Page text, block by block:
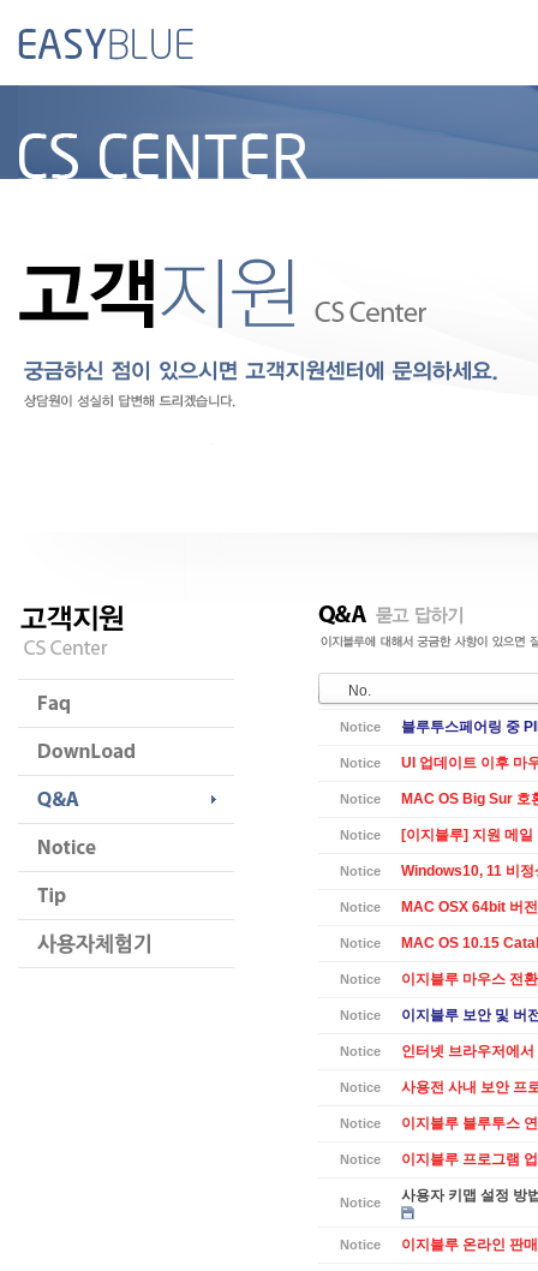
No.
Notice 블루투스페어링 중
Notice UI 업데이트 이후 마
Notice MAC OS Big Sur 호
Notice [이지블루] 지원 메일
Notice Windows10, 11 비정
Notice MAC OSX 64bit 버
Notice MAC OS 10.15
Notice 이지블루 마우스 전
Notice 이지블루 보안 및 버
Notice 인터넷 브라우저에
Notice 사용전 사내 보안 프
Notice 이지블루 블루투스
Notice 이지블루 프로그램
Notice 사용자 키맵 설정 방
Notice 이지블루 온라인 판